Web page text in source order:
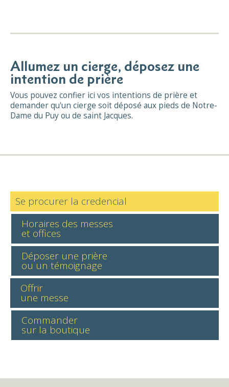
Allumez un cierge, déposez une
intention de prière
Vous pouvez confier ici vos intentions de prière et
demander qu'un cierge soit déposé aux pieds de Notre-
Dame du Puy ou de saint Jacques.
Se procurer la credencial
Horaires des messes
et offices
Déposer une prière
ou un témoignage
Offrir
une messe
Commander
sur la boutique